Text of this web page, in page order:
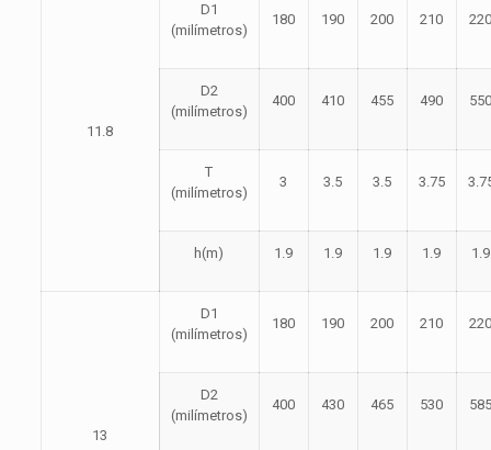
11.8
D1
(milímetros)
180 190 200 210
D2
(milímetros)
400 410 455 490
T
(milímetros)
3 3.5 3.5 3.75
h(m) 1.9 1.9 1.9 1.9 1.9
13
D1
(milímetros)
180 190 200 210
D2
(milímetros)
400 430 465 530